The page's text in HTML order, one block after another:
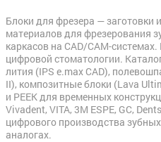
Блоки для фрезера — заготовки
материалов для фрезерования
каркасов на CAD/CAM-
цифровой стоматологии.
лития (IPS e.max CAD),
II), композитные блоки (Lava
и PEEK для временных
Vivadent, VITA, 3M ESPE, GC,
цифрового производства
аналогах.